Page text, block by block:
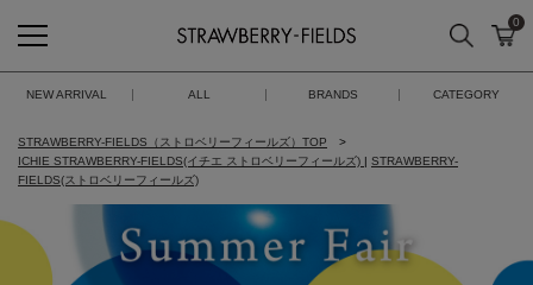
STRAWBERRY-FIELDS
検索 カ
0
NEW ARRIVAL ALL BRANDS CATEGORY
STRAWBERRY-FIELDS（ストロベリーフィールズ）TOP
ICHIE STRAWBERRY-FIELDS(イチエ ストロベリーフィールズ) | STRAWBERRY-
FIELDS(ストロベリーフィールズ)